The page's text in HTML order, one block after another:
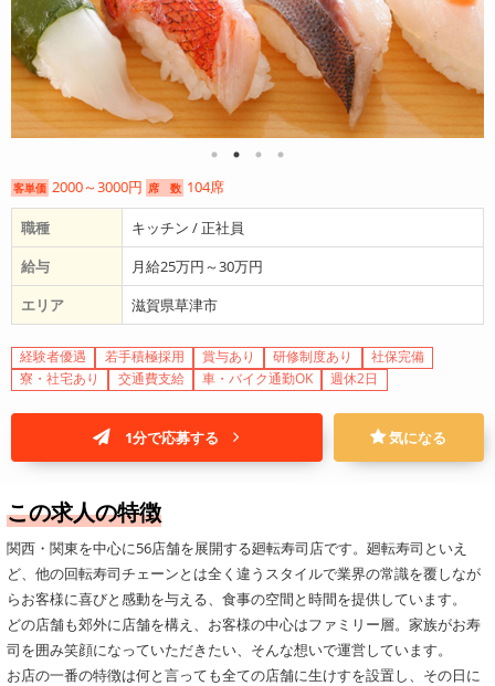
客単価 2000～3000円 席 数 104席
職種
キッチン / 正社員
給与
月給25万円～30万円
エリア
滋賀県草津市
経験者優遇 若手積極採用 賞与あり 研修制度あり
社保完備
寮・社宅あり
交通費支給 車・バイク通勤OK 週休2日
1分で応募する 気になる
この求人の特徴
関西・関東を中心に56店舗を展開する廻転寿司店です。廻転寿司といえ
ど、他の回転寿司チェーンとは全く違うスタイルで業界の常識を覆しなが
らお客様に喜びと感動を与える、食事の空間と時間を提供しています。
どの店舗も郊外に店舗を構え、お客様の中心はファミリー層。家族がお寿
司を囲み笑顔になっていただきたい、そんな想いで運営しています。
お店の一番の特徴は何と言っても全ての店舗に生けすを設置し、その日に